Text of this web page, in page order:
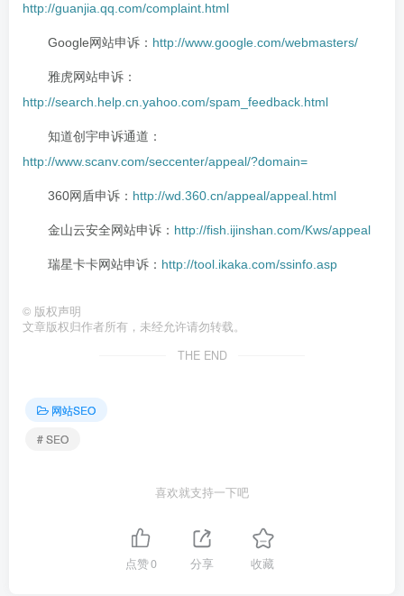
http://guanjia.qq.com/complaint.html
Google网站申诉： http://www.google.com/webmasters/
雅虎网站申诉：
http://search.help.cn.yahoo.com/spam_feedback.html
知道创宇申诉通道：
http://www.scanv.com/seccenter/appeal/?domain=
360网盾申诉： http://wd.360.cn/appeal/appeal.html
金山云安全网站申诉： http://fish.ijinshan.com/Kws/appeal
瑞星卡卡网站申诉： http://tool.ikaka.com/ssinfo.asp
© 版权声明
文章版权归作者所有，未经允许请勿转载。
THE END
网站SEO
# SEO
喜欢就支持一下吧
点赞0 分享 收藏